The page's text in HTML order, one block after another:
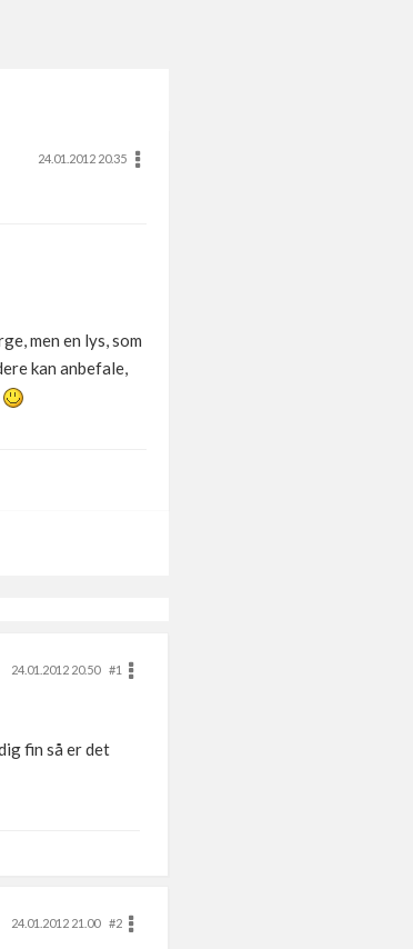
24.01.2012 20.35
men en lys, som
kan anbefale,
24.01.2012 20.50
#1
fin så er det
24.01.2012 21.00
#2